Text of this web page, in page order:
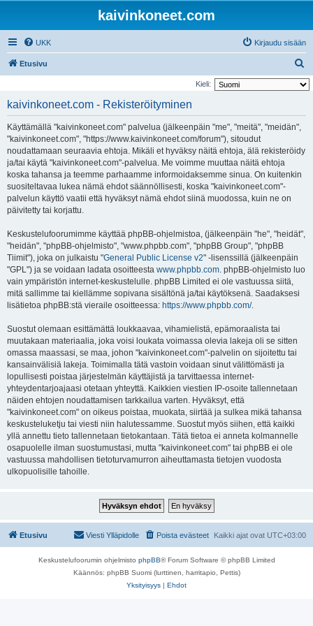
kaivinkoneet.com
UKK Kirjaudu sisään
Etusivu
t
Kieli:
kaivinkoneet.com - Rekisteröityminen
Käyttämällä "kaivinkoneet.com" palvelua (jälkeenpäin "me", "meitä", "meidän",
"kaivinkoneet.com", "https://www.kaivinkoneet.com/forum"), sitoudut
noudattamaan seuraavia ehtoja. Mikäli et hyväksy näitä ehtoja, älä rekisteröidy
ja/tai käytä "kaivinkoneet.com"-palvelua. Me voimme muuttaa näitä ehtoja
koska tahansa ja teemme parhaamme informoidaksemme sinua. On kuitenkin
suositeltavaa lukea nämä ehdot säännöllisesti, koska "kaivinkoneet.com"-
palvelun käyttö vaatii että hyväksyt nämä ehdot siinä muodossa, kuin ne on
päivitetty tai korjattu.
Keskustelufoorumimme käyttää phpBB-ohjelmistoa, (jälkeenpäin "he", "heidät",
"heidän", "phpBB-ohjelmisto", "www.phpbb.com", "phpBB Group", "phpBB
Tiimit"), joka on julkaistu "General Public License v2" -lisenssillä (jälkeenpäin
"GPL") ja se voidaan ladata osoitteesta www.phpbb.com. phpBB-ohjelmisto luo
vain ympäristön internet-keskustelulle. phpBB Limited ei ole vastuussa siitä,
mitä sallimme tai kiellämme sopivana sisältönä ja/tai käytöksenä. Saadaksesi
lisätietoa phpBB:stä vieraile osoitteessa: https://www.phpbb.com/.
Suostut olemaan esittämättä loukkaavaa, vihamielistä, epämoraalista tai
muutakaan materiaalia, joka voisi loukata voimassa olevia lakeja oli se sitten
omassa maassasi, se maa, johon "kaivinkoneet.com"-palvelin on sijoitettu tai
kansainvälisiä lakeja. Toimimalla tätä vastoin voidaan sinut välittömästi ja
lopullisesti poistaa järjestelmän käyttäjistä ja tarvittaessa internet-
yhteydentarjoajaasi otetaan yhteyttä. Kaikkien viestien IP-osoite tallennetaan
näiden ehtojen noudattamisen tarkkailua varten. Hyväksyt, että
"kaivinkoneet.com" on oikeus poistaa, muokata, siirtää ja sulkea mikä tahansa
keskusteluketju tai viesti niin halutessamme. Suostut myös siihen, että kaikki
yllä annettu tieto tallennetaan tietokantaan. Tätä tietoa ei anneta kolmannelle
osapuolelle ilman suostumustasi, mutta "kaivinkoneet.com" tai phpBB ei ole
vastuussa mahdollisen tietoturvamurron aiheuttamasta tietojen vuodosta
ulkopuolisille tahoille.
Etusivu Kaikki ajat ovat UTC+03:00
Poista evästeet
Viesti Ylläpidolle
Keskustelufoorumin ohjelmisto phpBB® Forum Software © phpBB Limited
Käännös: phpBB Suomi (lurttinen, harritapio, Pettis)
Yksityisyys | Ehdot